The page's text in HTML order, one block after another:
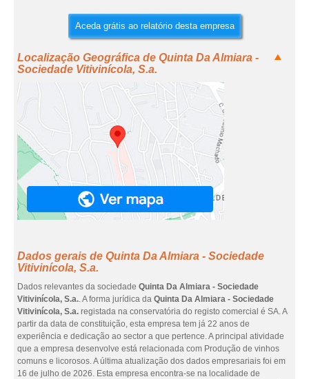
Aceda grátis ao relatório desta empresa
Localização Geográfica de Quinta Da Almiara -
Sociedade Vitivinícola, S.a.
Dados gerais de Quinta Da Almiara - Sociedade
Vitivinícola, S.a.
Dados relevantes da sociedade Quinta Da Almiara - Sociedade
Vitivinícola, S.a.. A forma jurídica da Quinta Da Almiara - Sociedade
Vitivinícola, S.a. registada na conservatória do registo comercial é SA. A
partir da data de constituição, esta empresa tem já 22 anos de
experiência e dedicação ao sector a que pertence. A principal atividade
que a empresa desenvolve está relacionada com Produção de vinhos
comuns e licorosos. A última atualização dos dados empresariais foi em
16 de julho de 2026. Esta empresa encontra-se na localidade de